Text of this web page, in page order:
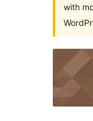
with